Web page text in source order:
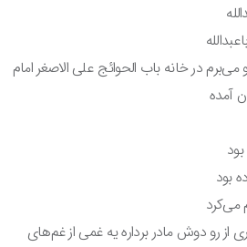
می‌برم در خانه باب الحوائج علی الاصغر امام
رو دوش مادر برداره یه غمی از غم‌های